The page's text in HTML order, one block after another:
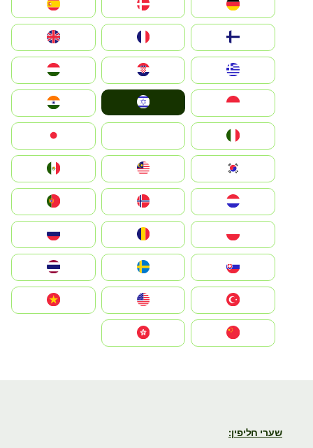
Deutschland
Denmark
United Kingdom
Hrvatska
Magyarország
Indonesia
South Korea
Nederland
Portugal
România
Slovensko
United States
Vietnam
שערי חליפין: